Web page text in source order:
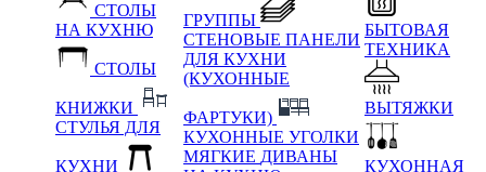
СТОЛЫ
НА КУХНЮ
СТОЛЫ
КНИЖКИ
СТУЛЬЯ ДЛЯ
КУХНИ
ГРУППЫ
СТЕНОВЫЕ ПАНЕЛИ
ДЛЯ КУХНИ
(КУХОННЫЕ
ФАРТУКИ)
КУХОННЫЕ УГОЛКИ
МЯГКИЕ ДИВАНЫ
БЫТОВАЯ
ТЕХНИКА
ВЫТЯЖКИ
КУХОННАЯ